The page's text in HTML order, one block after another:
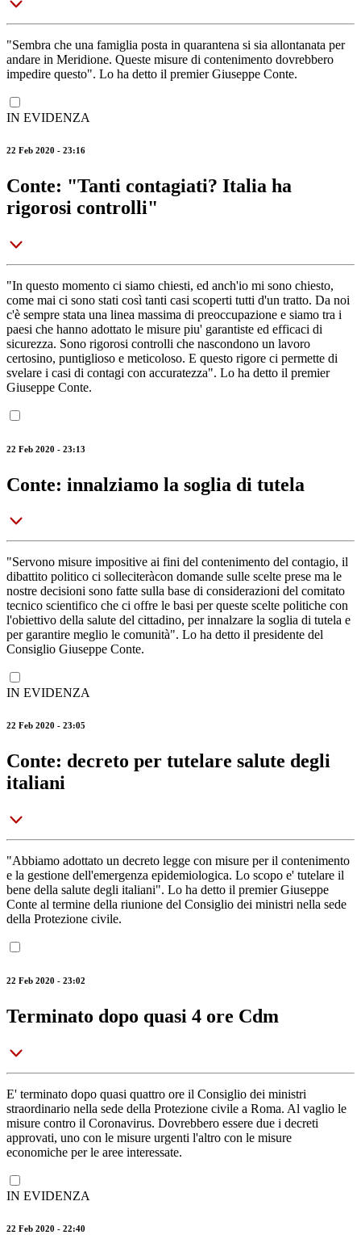
"Sembra che una famiglia posta in quarantena si sia allontanata per
andare in Meridione. Queste misure di contenimento dovrebbero
impedire questo". Lo ha detto il premier Giuseppe Conte.
IN EVIDENZA
22 Feb 2020 - 23:16
Conte: "Tanti contagiati? Italia ha
rigorosi controlli"
"In questo momento ci siamo chiesti, ed anch'io mi sono chiesto,
come mai ci sono stati così tanti casi scoperti tutti d'un tratto. Da noi
c'è sempre stata una linea massima di preoccupazione e siamo tra i
paesi che hanno adottato le misure piu' garantiste ed efficaci di
sicurezza. Sono rigorosi controlli che nascondono un lavoro
certosino, puntiglioso e meticoloso. E questo rigore ci permette di
svelare i casi di contagi con accuratezza". Lo ha detto il premier
Giuseppe Conte.
22 Feb 2020 - 23:13
Conte: innalziamo la soglia di tutela
"Servono misure impositive ai fini del contenimento del contagio, il
dibattito politico ci solleciteràcon domande sulle scelte prese ma le
nostre decisioni sono fatte sulla base di considerazioni del comitato
tecnico scientifico che ci offre le basi per queste scelte politiche con
l'obiettivo della salute del cittadino, per innalzare la soglia di tutela e
per garantire meglio le comunità". Lo ha detto il presidente del
Consiglio Giuseppe Conte.
IN EVIDENZA
22 Feb 2020 - 23:05
Conte: decreto per tutelare salute degli
italiani
"Abbiamo adottato un decreto legge con misure per il contenimento
e la gestione dell'emergenza epidemiologica. Lo scopo e' tutelare il
bene della salute degli italiani". Lo ha detto il premier Giuseppe
Conte al termine della riunione del Consiglio dei ministri nella sede
della Protezione civile.
22 Feb 2020 - 23:02
Terminato dopo quasi 4 ore Cdm
E' terminato dopo quasi quattro ore il Consiglio dei ministri
straordinario nella sede della Protezione civile a Roma. Al vaglio le
misure contro il Coronavirus. Dovrebbero essere due i decreti
approvati, uno con le misure urgenti l'altro con le misure
economiche per le aree interessate.
IN EVIDENZA
22 Feb 2020 - 22:40